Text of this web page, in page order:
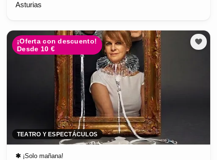
Asturias
¡Oferta con descuento!
Desde 10 €
TEATRO Y ESPECTÁCULOS
✱ ¡Solo mañana!